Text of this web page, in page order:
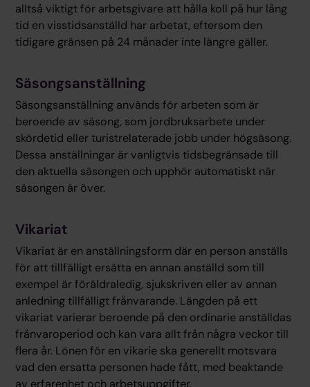
alltså viktigt för arbetsgivare att hålla koll på hur lång
tid en visstidsanställd har arbetat, eftersom den
tidigare gränsen på 24 månader inte längre gäller.
Säsongsanställning
Säsongsanställning används för arbeten som är
beroende av säsong, som jordbruksarbete under
skördetid eller turistrelaterade jobb under högsäsong.
Dessa anställningar är vanligtvis tidsbegränsade till
den aktuella säsongen och upphör automatiskt när
säsongen är över.
Vikariat
Vikariat är en anställningsform där en person anställs
för att tillfälligt ersätta en annan anställd som till
exempel är föräldraledig, sjukskriven eller av annan
anledning tillfälligt frånvarande. Längden på ett
vikariat varierar beroende på den ordinarie anställdas
frånvaroperiod och kan vara allt från några veckor till
flera år. Lönen för en vikarie ska generellt motsvara
vad den ersatta personen hade fått, med beaktande
av erfarenhet och arbetsuppgifter.